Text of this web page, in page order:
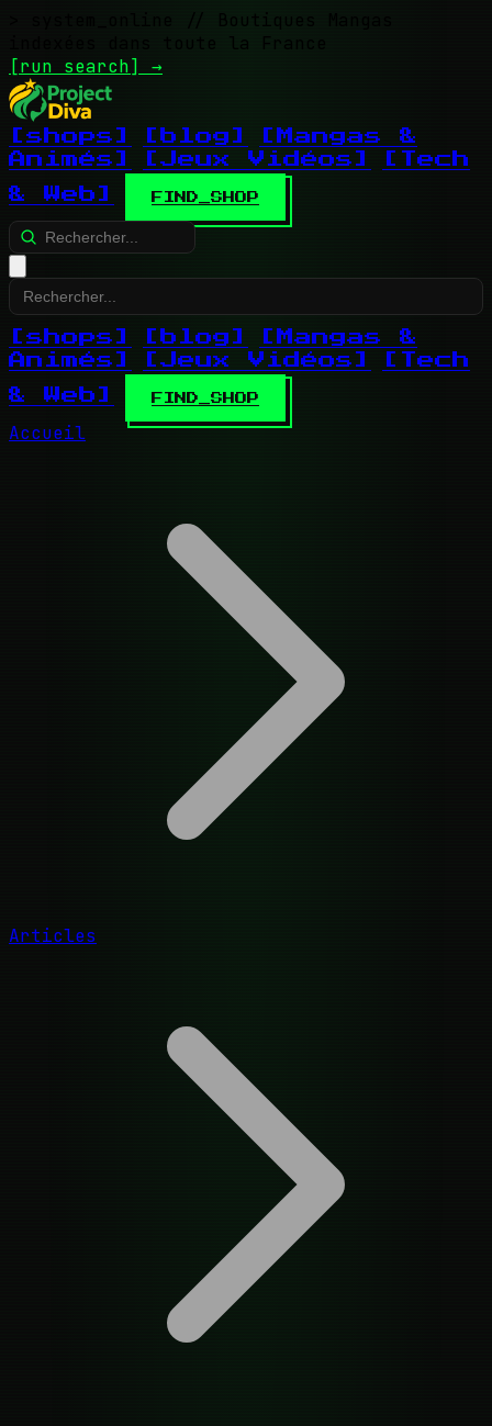
// Boutiques Mangas
indexées dans toute la France
[run search] →
[shops] [blog]
[Mangas &
Animés]
[Jeux Vidéos]
[Tech
& Web]
FIND_SHOP
[shops] [blog]
[Mangas &
Animés]
[Jeux Vidéos]
[Tech
& Web]
FIND_SHOP
Accueil
Articles